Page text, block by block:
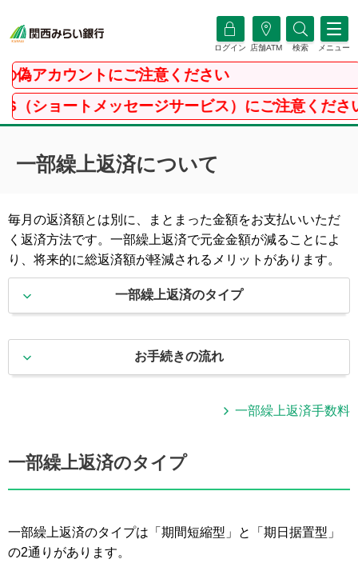
ログイン 店舗ATM 検索 メニュー
カウントにご注意ください
ートメッセージサービス）にご注意ください
一部繰上返済について
毎月の返済額とは別に、まとまった金額をお支払いいただ
く返済方法です。一部繰上返済で元金金額が減ることによ
り、将来的に総返済額が軽減されるメリットがあります。
一部繰上返済のタイプ
お手続きの流れ
一部繰上返済手数料
一部繰上返済のタイプ
一部繰上返済のタイプは「期間短縮型」と「期日据置型」
の2通りがあります。